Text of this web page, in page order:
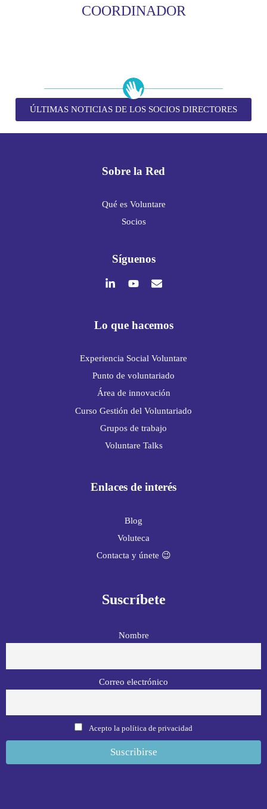
COORDINADOR
ÚLTIMAS NOTICIAS DE LOS SOCIOS DIRECTORES
Sobre la Red
Qué es Voluntare
Socios
Síguenos
Lo que hacemos
Experiencia Social Voluntare
Punto de voluntariado
Área de innovación
Curso Gestión del Voluntariado
Grupos de trabajo
Voluntare Talks
Enlaces de interés
Blog
Voluteca
Contacta y únete 😉
Suscríbete
Nombre
Correo electrónico
Acepto la política de privacidad